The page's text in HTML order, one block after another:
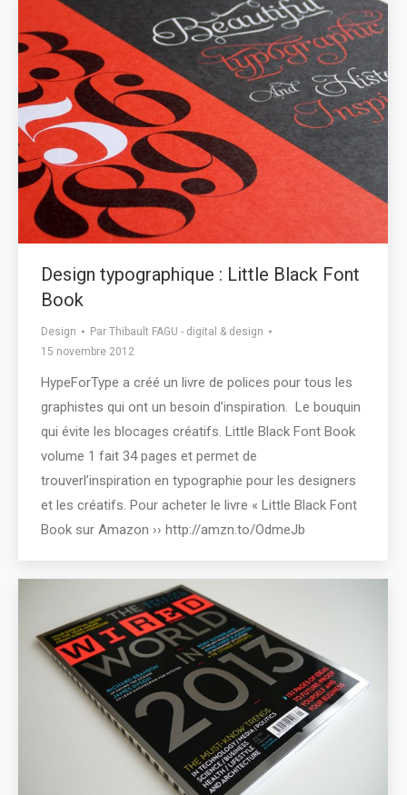
Design typographique : Little Black Font
Book
Design Par Thibault FAGU - digital & design
15 novembre 2012
HypeForType a créé un livre de polices pour tous les
graphistes qui ont un besoin d’inspiration. Le bouquin
qui évite les blocages créatifs. Little Black Font Book
volume 1 fait 34 pages et permet de
trouverl’inspiration en typographie pour les designers
et les créatifs. Pour acheter le livre « Little Black Font
Book sur Amazon ›› http://amzn.to/OdmeJb